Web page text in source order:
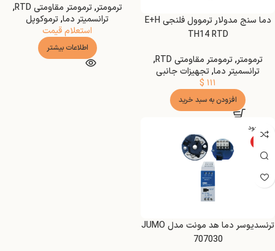
دما سنج مدولار ترموول فلنجی E+H
TH14 RTD
ترمومتر,ترمومتر مقاومتی RTD
,
ترانسمیتر دما,تجهیزات جانبی
$ ۱۱۱
افزودن به سبد خرید
ترمومتر,ترمومتر مقاومتی RTD
,
ترانسمیتر دما,ترموکوپل
استعلام قیمت
اطلاعات بیشتر
ناموجود
ترنسدیوسر دما هد مونت مدل JUMO
707030